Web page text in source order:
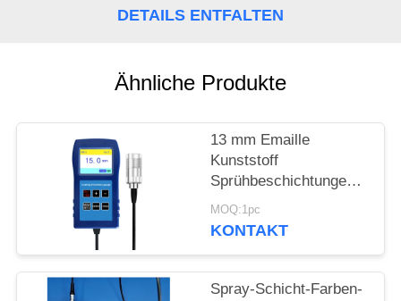
PRIVACY
POLICY
DETAILS ENTFALTEN
Ähnliche Produkte
13 mm Emaille
Kunststoff
Sprühbeschichtungen
Korrosionsschutz
Feuerdichte
MOQ:1pc
KONTAKT
Spray-Schicht-Farben-